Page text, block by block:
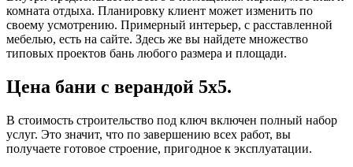
комната отдыха. Планировку клиент может изменить по
своему усмотрению. Примерный интерьер, с расставленной
мебелью, есть на сайте. Здесь же вы найдете множество
типовых проектов бань любого размера и площади.
Цена бани с верандой 5x5.
В стоимость строительство под ключ включен полный набор
услуг. Это значит, что по завершению всех работ, вы
получаете готовое строение, пригодное к эксплуатации.